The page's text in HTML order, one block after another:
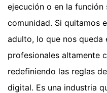
ejecución o en la función
comunidad. Si quitamos
adulto, lo que nos queda
profesionales altamente
redefiniendo las reglas
digital. Es una industria